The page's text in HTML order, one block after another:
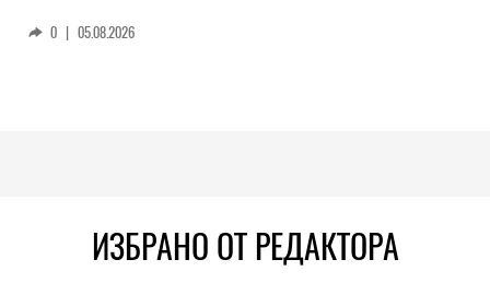
0 | 05.08.2026
ИЗБРАНО ОТ РЕДАКТОРА